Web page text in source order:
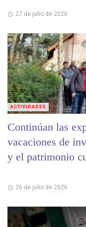
27 de julio de 2026
Continúan las
vacaciones de
y el patrimonio
26 de julio de 2026
ACTIVIDADES